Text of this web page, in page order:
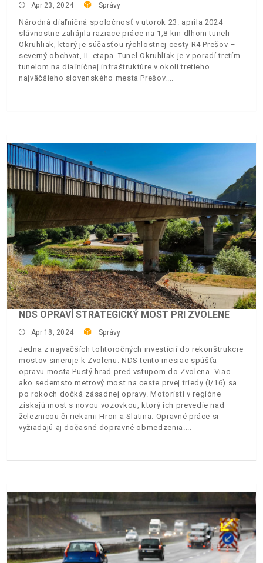
Apr 23, 2024 Správy
Národná diaľničná spoločnosť v utorok 23. apríla 2024
slávnostne zahájila raziace práce na 1,8 km dlhom tuneli
Okruhliak, ktorý je súčasťou rýchlostnej cesty R4 Prešov –
severný obchvat, II. etapa. Tunel Okruhliak je v poradí tretím
tunelom na diaľničnej infraštruktúre v okolí tretieho
najväčšieho slovenského mesta Prešov.
NDS OPRAVÍ STRATEGICKÝ MOST PRI ZVOLENE
Apr 18, 2024 Správy
Jedna z najväčších tohtoročných investícií do rekonštrukcie
mostov smeruje k Zvolenu. NDS tento mesiac spúšťa
opravu mosta Pustý hrad pred vstupom do Zvolena. Viac
ako sedemsto metrový most na ceste prvej triedy (I/16) sa
po rokoch dočká zásadnej opravy. Motoristi v regióne
získajú most s novou vozovkou, ktorý ich prevedie nad
železnicou či riekami Hron a Slatina. Opravné práce si
vyžiadajú aj dočasné dopravné obmedzenia.